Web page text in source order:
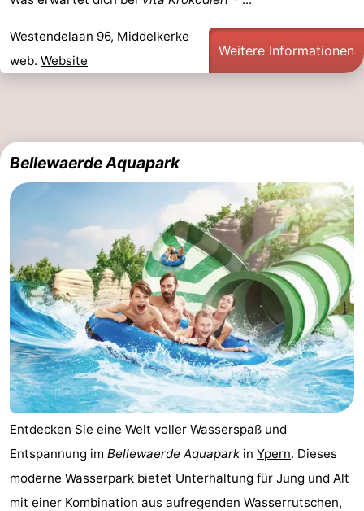
Oostduinkerke
-
Koksijde
-
Panne
Natur
Westhoek
Wetter
Kontakt
Westendelaan 96, Middelkerke
web. Website
Weitere Informationen
Bellewaerde Aquapark
Entdecken Sie eine Welt voller Wasserspaß und
Entspannung im Bellewaerde Aquapark in Ypern. Dieses
moderne Wasserpark bietet Unterhaltung für Jung und Alt
mit einer Kombination aus aufregenden Wasserrutschen,